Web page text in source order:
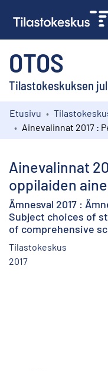
OTOS
Tilastokeskuksen
Kokoelmat
Etusivu
Ainevalinnat
oppilaiden
Ämnesval 2017 :
Subject choices of
of comprehensive
Tilastokeskus
2017